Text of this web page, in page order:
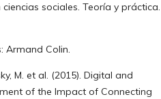
sociales. Teoría y práctica.
Armand Colin.
M. et al. (2015). Digital and
of the Impact of Connecting